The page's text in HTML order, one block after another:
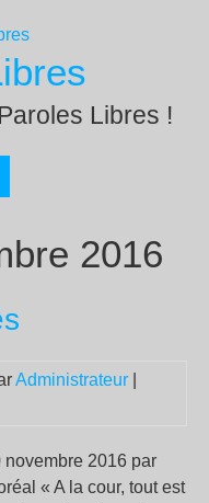
Libres !
2016
Administrateur
novembre 2016 par
« A la cour, tout est